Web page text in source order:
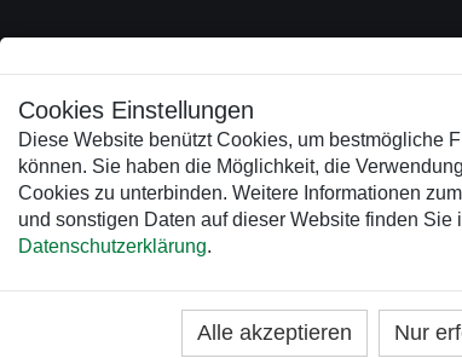
Cookies Einstellungen
Diese Website benützt Cookies, um bestmögliche
können. Sie haben die Möglichkeit, die
Cookies zu unterbinden. Weitere Informationen
und sonstigen Daten auf dieser Website finden Sie
Datenschutzerklärung.
Alle akzeptieren Nur
EVENTELEKTRIK KUNSTSTOFFVERTEILER
HOME KATEGORIEN